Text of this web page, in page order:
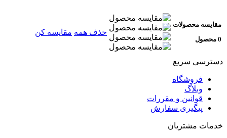
مقایسه محصولات
0 محصول
حذف همه مقایسه کن
دسترسی سریع
فروشگاه
وبلاگ
قوانین و مقررات
پیگیری سفارش
خدمات مشتریان